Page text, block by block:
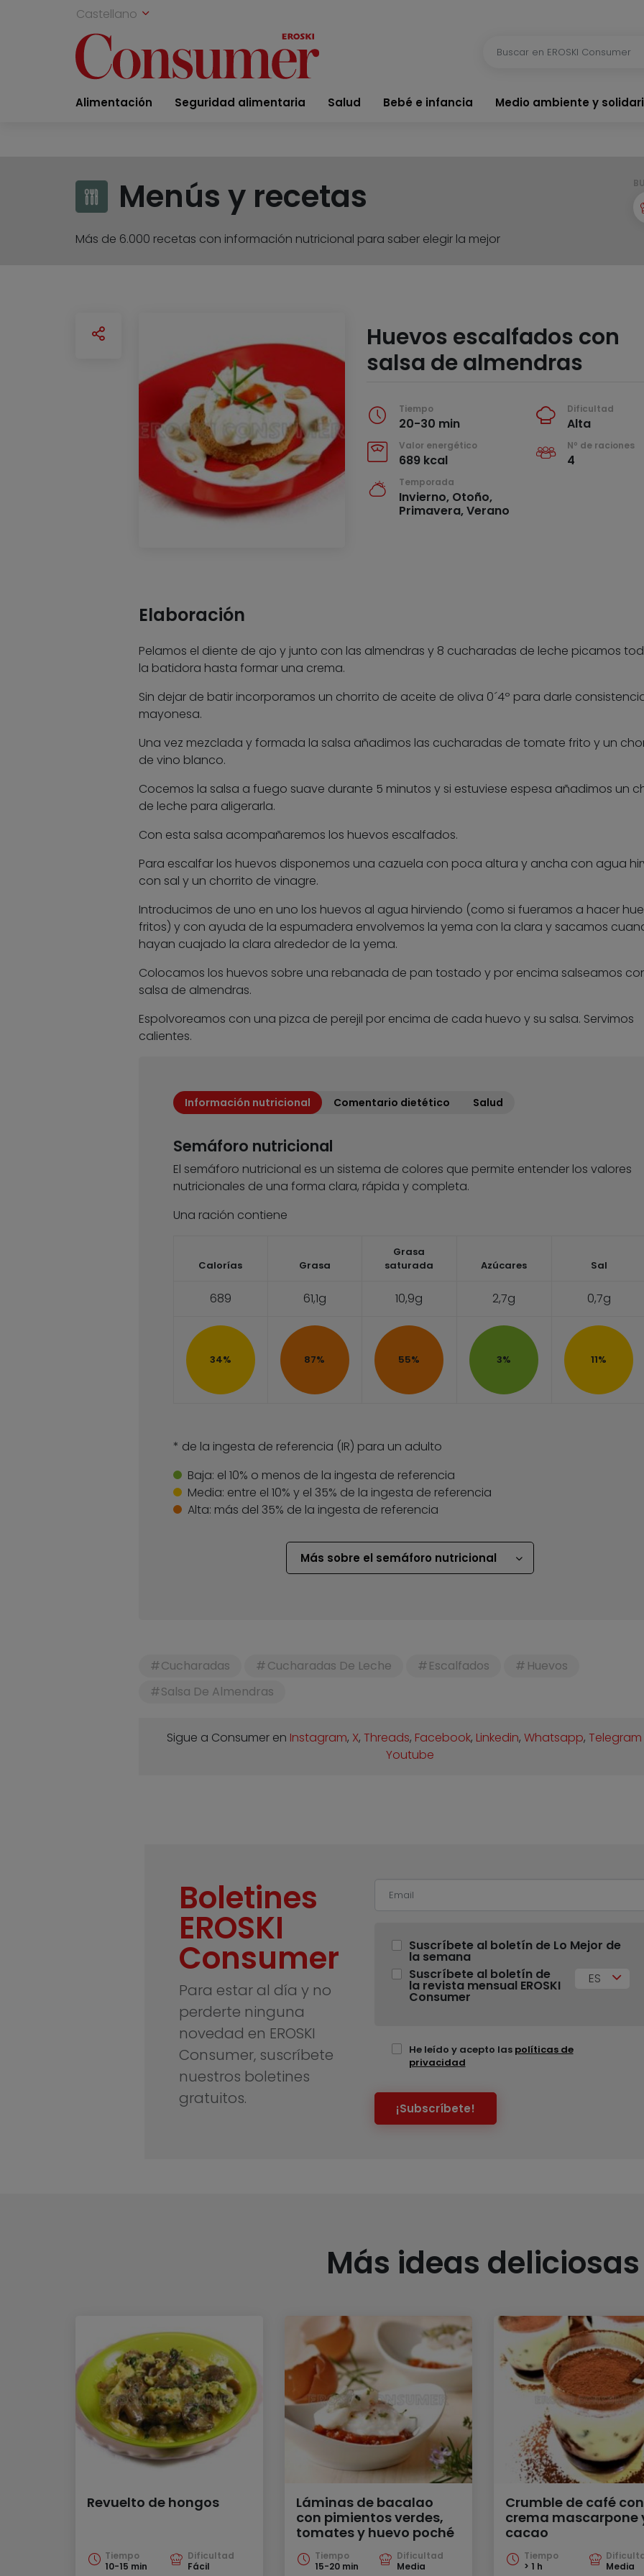
Castellano
Alimentación Seguridad alimentaria Salud Bebé e infancia Medio ambiente y
Menús y recetas
Más de 6.000 recetas con información nutricional para saber elegir la mejor
Huevos escalfados con
salsa de almendras
Tiempo
20-30 min
Dificultad
Alta
Valor energético
689 kcal
Nº de raciones
4
Temporada
Invierno, Otoño,
Primavera, Verano
Elaboración
Pelamos el diente de ajo y junto con las almendras y 8 cucharadas de leche picamos
la batidora hasta formar una crema.
Sin dejar de batir incorporamos un chorrito de aceite de oliva 0´4º para darle
mayonesa.
Una vez mezclada y formada la salsa añadimos las cucharadas de tomate frito y un
de vino blanco.
Cocemos la salsa a fuego suave durante 5 minutos y si estuviese espesa añadimos un
de leche para aligerarla.
Con esta salsa acompañaremos los huevos escalfados.
Para escalfar los huevos disponemos una cazuela con poca altura y ancha con agua
con sal y un chorrito de vinagre.
Introducimos de uno en uno los huevos al agua hirviendo (como si fueramos a hacer
fritos) y con ayuda de la espumadera envolvemos la yema con la clara y sacamos
hayan cuajado la clara alrededor de la yema.
Colocamos los huevos sobre una rebanada de pan tostado y por encima salseamos
salsa de almendras.
Espolvoreamos con una pizca de perejil por encima de cada huevo y su salsa. Servimos
calientes.
Información nutricional Comentario dietético Salud
Semáforo nutricional
El semáforo nutricional es un sistema de colores que permite entender los valores
nutricionales de una forma clara, rápida y completa.
Una ración contiene
Calorías Grasa
Grasa
saturada
Azúcares Sal
689 61,1g 10,9g 2,7g 0,7g
34% 87% 55% 3% 11%
* de la ingesta de referencia (IR) para un adulto
Baja: el 10% o menos de la ingesta de referencia
Media: entre el 10% y el 35% de la ingesta de referencia
Alta: más del 35% de la ingesta de referencia
Más sobre el semáforo nutricional
Cucharadas Cucharadas De Leche Escalfados
Huevos
Salsa De Almendras
Sigue a Consumer en Instagram, X,Threads, Facebook, Linkedin,Whatsapp,Telegram
Youtube
Boletines
EROSKI
Consumer
Para estar al día y no
perderte ninguna
novedad en EROSKI
Consumer, suscríbete
nuestros boletines
gratuitos.
Suscríbete al boletín de Lo Mejor de
la semana
Suscríbete al boletín de
la revista mensual EROSKI
Consumer
ES
He leído y acepto las políticas de
privacidad
¡Subscríbete!
Más ideas deliciosas
Revuelto de hongos
Tiempo
10-15 min
Dificultad
Fácil
Láminas de bacalao
con pimientos verdes,
tomates y huevo poché
Tiempo
15-20 min
Dificultad
Media
Crumble de café con
crema mascarpone
cacao
Tiempo
> 1 h
Media